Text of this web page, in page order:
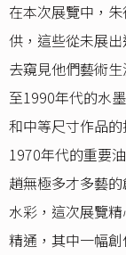
在本次展覽中，
供，這些從未展
去窺見他們藝術
至1990年代的水
和中等尺寸作品
1970年代的重要
趙無極多才多藝
水彩，這次展覽
精通，其中一幅